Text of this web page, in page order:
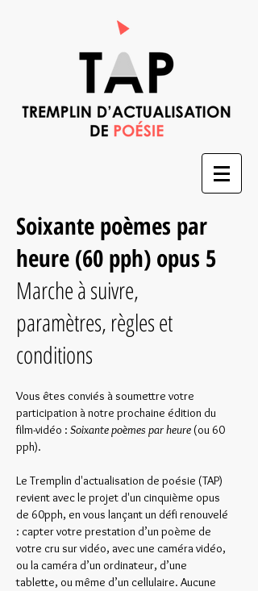
Soixante poèmes par
heure (60 pph) opus 5
Marche à suivre,
paramètres, règles et
conditions
Vous êtes conviés à soumettre votre
participation à notre prochaine édition du
film-vidéo : Soixante poèmes par heure (ou 60
pph).
Le Tremplin d'actualisation de poésie (TAP)
revient avec le projet d'un cinquième opus
de 60pph, en vous lançant un défi renouvelé
: capter votre prestation d’un poème de
votre cru sur vidéo, avec une caméra vidéo,
ou la caméra d’un ordinateur, d’une
tablette, ou même d’un cellulaire. Aucune